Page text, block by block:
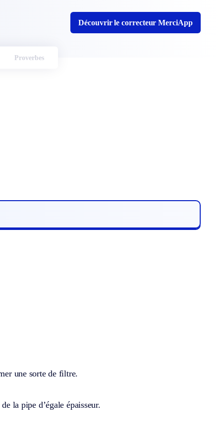
Découvrir le correcteur MerciApp
Proverbes
une sorte de filtre.
la pipe d’égale épaisseur.